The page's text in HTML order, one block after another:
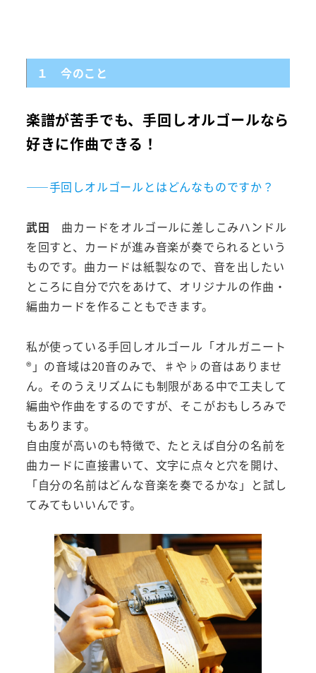
１ 今のこと
楽譜が苦手でも、手回しオルゴールなら
好きに作曲できる！
――手回しオルゴールとはどんなものですか？
武田 曲カードをオルゴールに差しこみハンドル
を回すと、カードが進み音楽が奏でられるという
ものです。曲カードは紙製なので、音を出したい
ところに自分で穴をあけて、オリジナルの作曲・
編曲カードを作ることもできます。
私が使っている手回しオルゴール「オルガニート
®️」の音域は20音のみで、♯や♭の音はありませ
ん。そのうえリズムにも制限がある中で工夫して
編曲や作曲をするのですが、そこがおもしろみで
もあります。
自由度が高いのも特徴で、たとえば自分の名前を
曲カードに直接書いて、文字に点々と穴を開け、
「自分の名前はどんな音楽を奏でるかな」と試し
てみてもいいんです。